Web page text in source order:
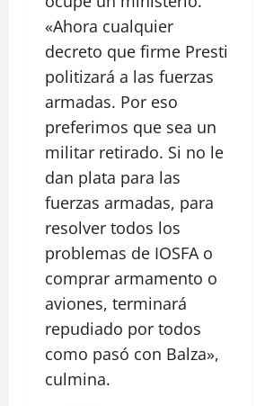
«Ahora cualquier
decreto que firme Presti
politizará a las fuerzas
armadas. Por eso
preferimos que sea un
militar retirado. Si no le
dan plata para las
fuerzas armadas, para
resolver todos los
problemas de IOSFA o
comprar armamento o
aviones, terminará
repudiado por todos
como pasó con Balza»,
culmina.